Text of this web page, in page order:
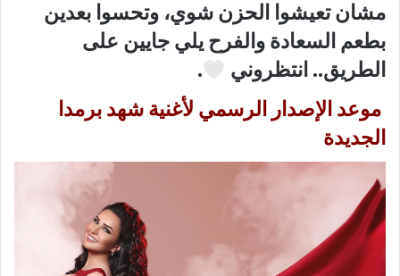
مشان تعيشوا الحزن شوي، وتحسوا بعدين
بطعم السعادة والفرح يلي جايين على
الطريق.. انتظروني
.
موعد الإصدار الرسمي لأغنية شهد برمدا
الجديدة